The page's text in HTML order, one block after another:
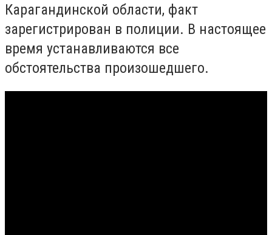
Карагандинской области, факт
зарегистрирован в полиции. В настоящее
время устанавливаются все
обстоятельства произошедшего.